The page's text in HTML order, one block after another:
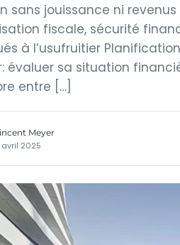
sans jouissance ni
fiscale, sécurité
à l’usufruitier
évaluer sa situation
entre […]
Meyer
avril 2025